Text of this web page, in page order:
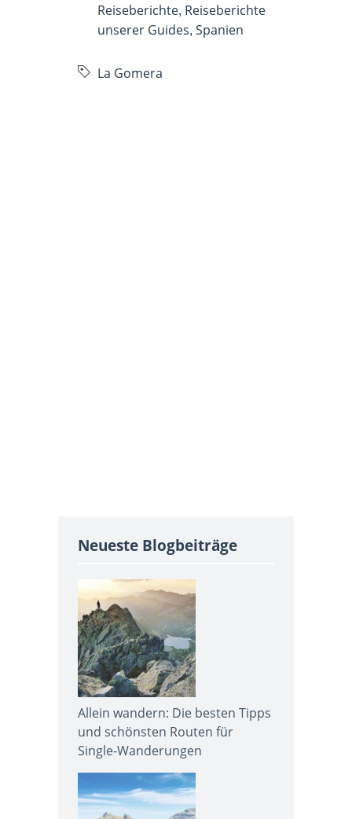
Reiseberichte, Reiseberichte
unserer Guides, Spanien
La Gomera
Neueste Blogbeiträge
Allein wandern: Die besten Tipps
und schönsten Routen für
Single-Wanderungen